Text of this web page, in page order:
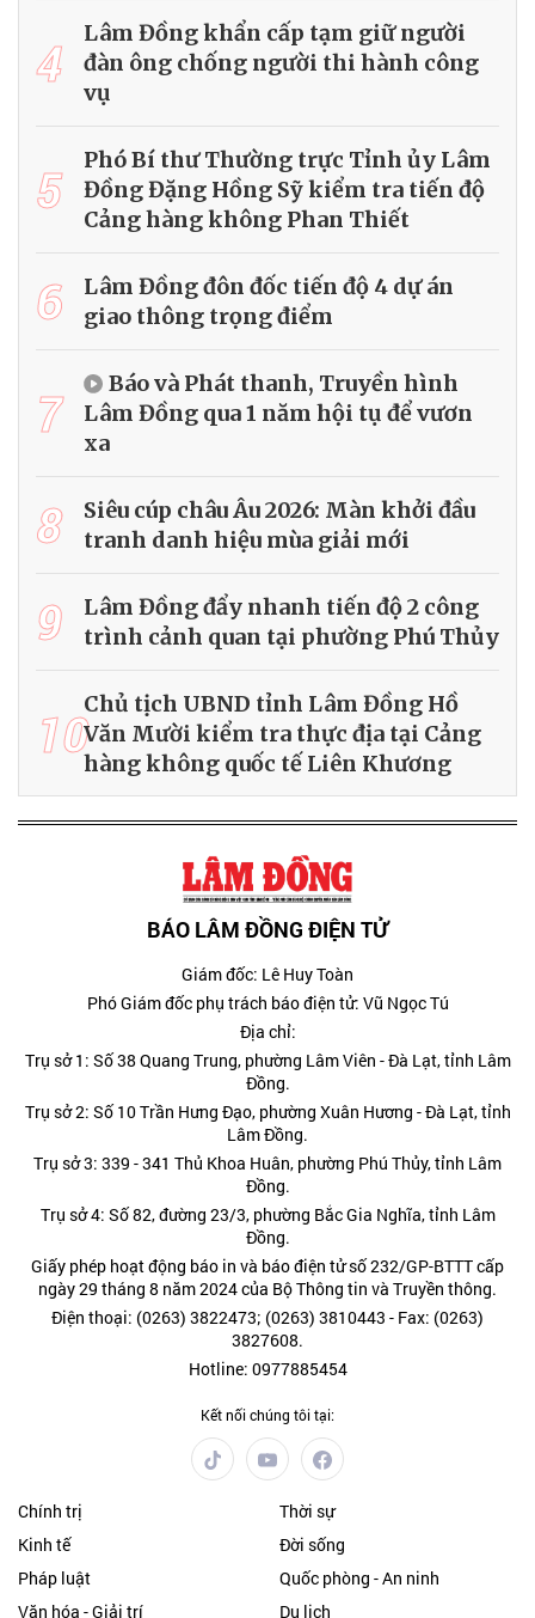
4
Lâm Đồng khẩn cấp tạm giữ người
đàn ông chống người thi hành công
vụ
5
Phó Bí thư Thường trực Tỉnh ủy Lâm
Đồng Đặng Hồng Sỹ kiểm tra tiến độ
Cảng hàng không Phan Thiết
6
Lâm Đồng đôn đốc tiến độ 4 dự án
giao thông trọng điểm
7
Báo và Phát thanh, Truyền hình
Lâm Đồng qua 1 năm hội tụ để vươn
xa
8
Siêu cúp châu Âu 2026: Màn khởi đầu
tranh danh hiệu mùa giải mới
9
Lâm Đồng đẩy nhanh tiến độ 2 công
trình cảnh quan tại phường Phú Thủy
10Chủ tịch UBND tỉnh Lâm Đồng Hồ
Văn Mười kiểm tra thực địa tại Cảng
hàng không quốc tế Liên Khương
BÁO LÂM ĐỒNG ĐIỆN TỬ
Giám đốc: Lê Huy Toàn
Phó Giám đốc phụ trách báo điện tử: Vũ Ngọc Tú
Địa chỉ:
Trụ sở 1: Số 38 Quang Trung, phường Lâm Viên - Đà Lạt, tỉnh Lâm
Đồng.
Trụ sở 2: Số 10 Trần Hưng Đạo, phường Xuân Hương - Đà Lạt, tỉnh
Lâm Đồng.
Trụ sở 3: 339 - 341 Thủ Khoa Huân, phường Phú Thủy, tỉnh Lâm
Đồng.
Trụ sở 4: Số 82, đường 23/3, phường Bắc Gia Nghĩa, tỉnh Lâm
Đồng.
Giấy phép hoạt động báo in và báo điện tử số 232/GP-BTTT cấp
ngày 29 tháng 8 năm 2024 của Bộ Thông tin và Truyền thông.
Điện thoại: (0263) 3822473; (0263) 3810443 - Fax: (0263)
3827608.
Hotline: 0977885454
Kết nối chúng tôi tại:
Chính trị
Thời sự
Kinh tế
Đời sống
Pháp luật
Quốc phòng - An ninh
Văn hóa - Giải trí
Du lịch